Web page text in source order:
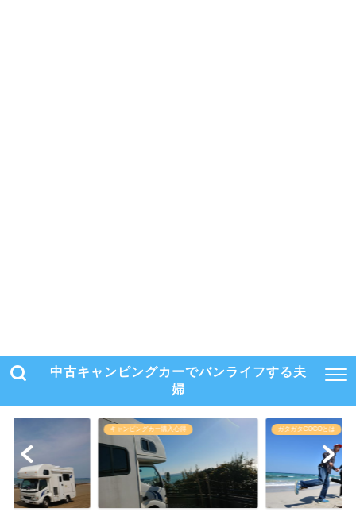
中古キャンピングカーでバンライフする夫
婦
キャンピングカー購入心得 ガタガタGOGOとは